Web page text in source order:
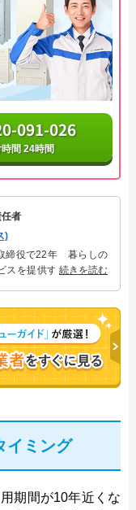
091-026
間 24時間
者
)
締役で22年 暮らしの
スを提供する株式会社
る「給湯器」のスペシ
続きを読む
イミング
期間が10年近くな